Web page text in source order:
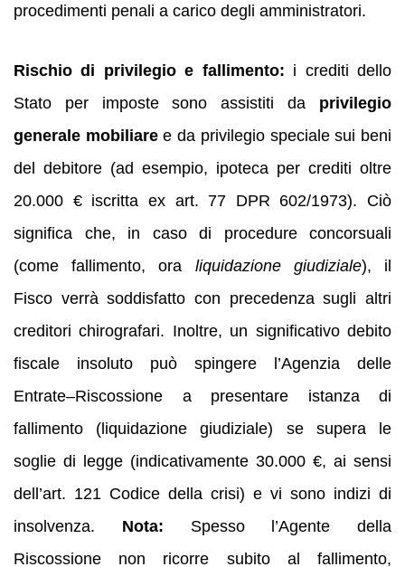
procedimenti penali a carico degli amministratori.
Rischio di privilegio e fallimento: i crediti dello
Stato per imposte sono assistiti da privilegio
generale mobiliaree da privilegio speciale sui beni
del debitore (ad esempio, ipoteca per crediti oltre
20.000 € iscritta ex art. 77 DPR 602/1973). Ciò
significa che, in caso di procedure concorsuali
(come fallimento, ora liquidazione giudiziale), il
Fisco verrà soddisfatto con precedenza sugli altri
creditori chirografari. Inoltre, un significativo debito
fiscale insoluto può spingere l’Agenzia delle
Entrate–Riscossione a presentare istanza di
fallimento (liquidazione giudiziale) se supera le
soglie di legge (indicativamente 30.000 €, ai sensi
dell’art. 121 Codice della crisi) e vi sono indizi di
insolvenza. Nota: Spesso l’Agente della
Riscossione non ricorre subito al fallimento,